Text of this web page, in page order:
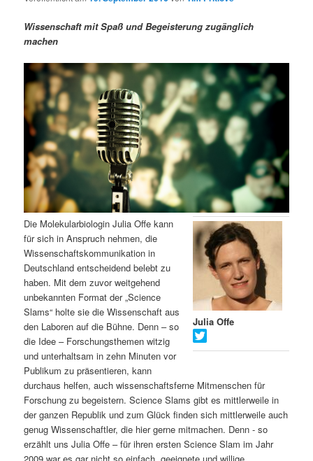
ä
r
e
I
n
h
a
l
t
s
p
r
i
n
n
d
ä
e
n
I
n
h
a
l
t
s
p
r
n
v
i
g
t
i
o
Wissenschaft mit Spaß und Begeisterung zugänglich
machen
Julia Offe
Die Molekularbiologin Julia Offe kann
für sich in Anspruch nehmen, die
Wissenschaftskommunikation in
Deutschland entscheidend belebt zu
haben. Mit dem zuvor weitgehend
unbekannten Format der „Science
Slams“ holte sie die Wissenschaft aus
den Laboren auf die Bühne. Denn – so
die Idee – Forschungsthemen witzig
und unterhaltsam in zehn Minuten vor
Publikum zu präsentieren, kann
durchaus helfen, auch wissenschaftsferne Mitmenschen für
Forschung zu begeistern. Science Slams gibt es mittlerweile in
der ganzen Republik und zum Glück finden sich mittlerweile auch
genug Wissenschaftler, die hier gerne mitmachen. Denn - so
erzählt uns Julia Offe – für ihren ersten Science Slam im Jahr
2009 war es gar nicht so einfach, geeignete und willige